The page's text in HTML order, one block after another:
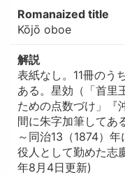
Romanaized title
Kōjō oboe
解説
表紙なし。11冊のう
ある。星効（「首里
ための点数づけ」『
間に朱字加筆してあ
～同治13（1874）
役人として勤めた志
年8月4日更新)